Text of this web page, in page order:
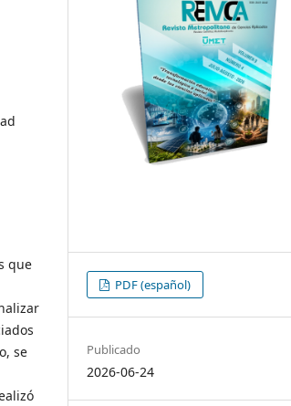
que
se
PDF (español)
Publicado
2026-06-24